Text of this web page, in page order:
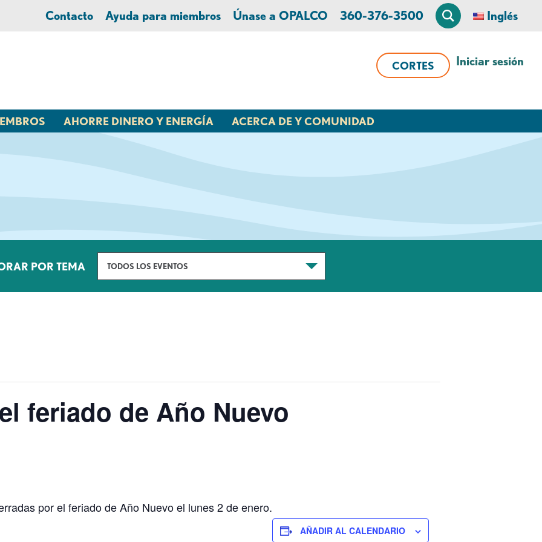
Contacto Ayuda para miembros Únase a OPALCO 360-376-3500 Inglés
CORTES Iniciar sesión
AHORRE DINERO Y ENERGÍA ACERCA DE Y COMUNIDAD
POR TEMA TODOS LOS EVENTOS
feriado de Año Nuevo
por el feriado de Año Nuevo el lunes 2 de enero.
AÑADIR AL CALENDARIO